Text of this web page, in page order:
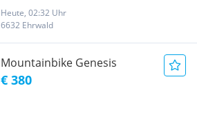
Heute, 02:32 Uhr
6632 Ehrwald
Mountainbike Genesis
€ 380